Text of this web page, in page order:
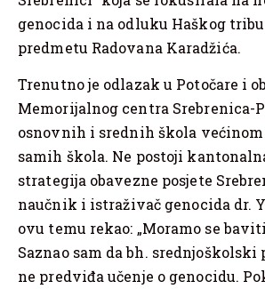
genocida i na odluku Haškog
predmetu Radovana Karadžića.
Trenutno je odlazak u Potočare i
Memorijalnog centra Srebrenica-
osnovnih i srednih škola
samih škola. Ne postoji
strategija obavezne posjete
naučnik i istraživač genocida dr.
ovu temu rekao: „Moramo se
Saznao sam da bh.
ne predviđa učenje o genocidu.